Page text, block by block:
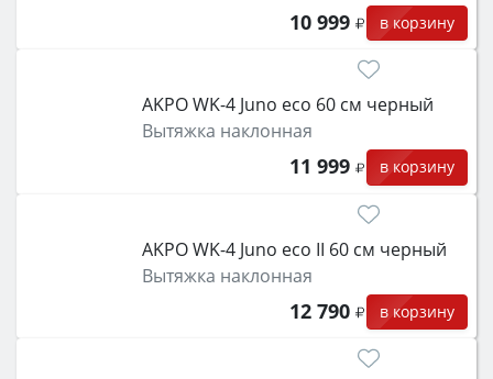
10 999 в корзину
AKPO WK-4 Juno eco 60 см черный
Вытяжка наклонная
11 999 в корзину
AKPO WK-4 Juno eco II 60 см черный
Вытяжка наклонная
12 790 в корзину